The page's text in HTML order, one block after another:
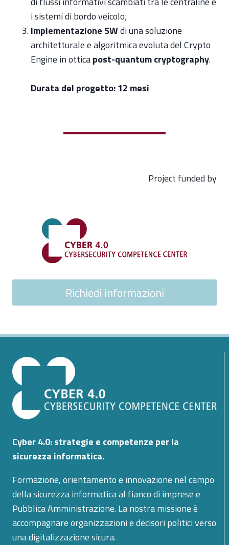
i sistemi di bordo veicolo;
Implementazione SWdi una soluzione
architetturale e algoritmica evoluta del Crypto
Engine in otticapost-quantum cryptography.
Durata del progetto: 12 mesi
Project funded by
Richiedi informazioni
Cyber 4.0: strategie e competenze per la
sicurezza informatica.
Formazione, orientamento e innovazione nel campo
della sicurezza informatica al fianco di imprese e
Pubblica Amministrazione. La nostra missione è
accompagnare organizzazioni e decisori politici verso
una digitalizzazione sicura.